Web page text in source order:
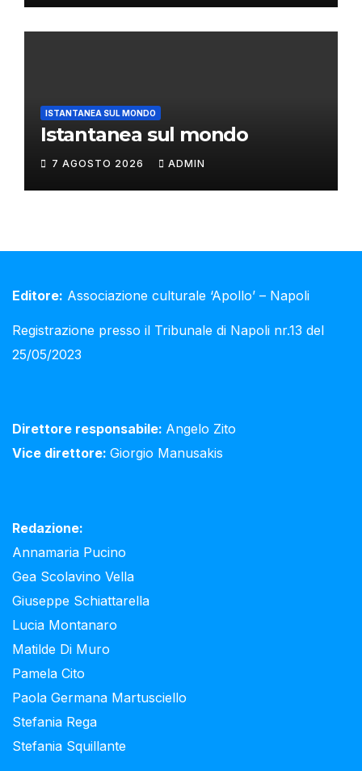
ISTANTANEA SUL MONDO
Istantanea sul mondo
7 AGOSTO 2026 ADMIN
Editore: Associazione culturale ‘Apollo’ – Napoli
Registrazione presso il Tribunale di Napoli nr.13 del
25/05/2023
Direttore responsabile: Angelo Zito
Vice direttore: Giorgio Manusakis
Redazione:
Annamaria Pucino
Gea Scolavino Vella
Giuseppe Schiattarella
Lucia Montanaro
Matilde Di Muro
Pamela Cito
Paola Germana Martusciello
Stefania Rega
Stefania Squillante